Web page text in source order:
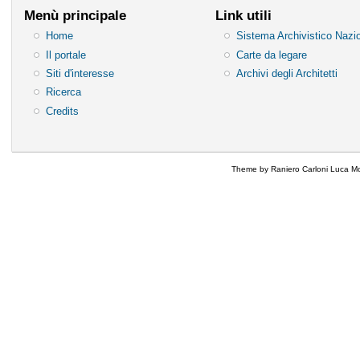
Menù principale
Home
Il portale
Siti d'interesse
Ricerca
Credits
Link utili
Sistema Archivistico
Carte da legare
Archivi degli Architetti
Theme by Raniero Carloni Luca